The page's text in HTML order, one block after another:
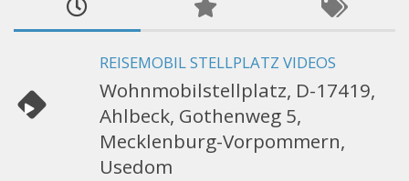
REISEMOBIL STELLPLATZ VIDEOS
Wohnmobilstellplatz, D-17419,
Ahlbeck, Gothenweg 5,
Mecklenburg-Vorpommern,
Usedom